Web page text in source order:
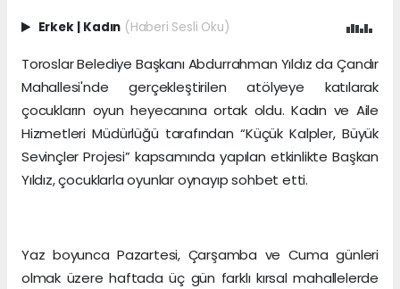
Erkek | Kadın (Haberi Sesli Oku)
Toroslar Belediye Başkanı Abdurrahman Yıldız da Çandır
Mahallesi'nde gerçekleştirilen atölyeye katılarak
çocukların oyun heyecanına ortak oldu. Kadın ve Aile
Hizmetleri Müdürlüğü tarafından “Küçük Kalpler, Büyük
Sevinçler Projesi” kapsamında yapılan etkinlikte Başkan
Yıldız, çocuklarla oyunlar oynayıp sohbet etti.
Yaz boyunca Pazartesi, Çarşamba ve Cuma günleri
olmak üzere haftada üç gün farklı kırsal mahallelerde